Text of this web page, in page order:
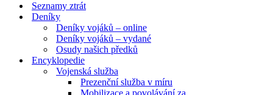
Seznamy ztrát
Deníky
Deníky vojáků – online
Deníky vojáků – vydané
Osudy našich předků
Encyklopedie
Vojenská služba
Prezenční služba v míru
Mobilizace a povolávání za